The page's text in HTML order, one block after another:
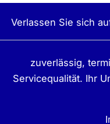
Verlassen Sie sich
zuverlässig,
Servicequalität. Ihr